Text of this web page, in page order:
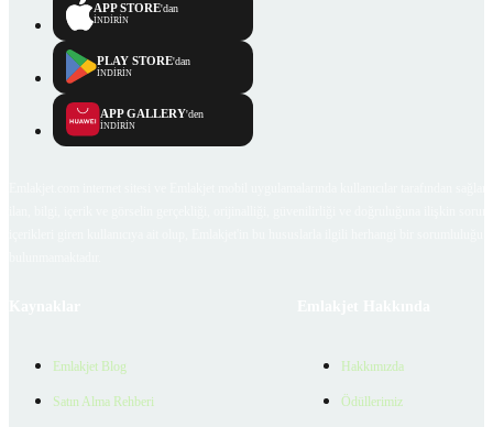
APP STORE'dan
İNDİRİN
PLAY STORE'dan
İNDİRİN
APP GALLERY'den
İNDİRİN
Emlakjet Blog
Satın Alma Rehberi
Hakkımızda
Ödüllerimiz